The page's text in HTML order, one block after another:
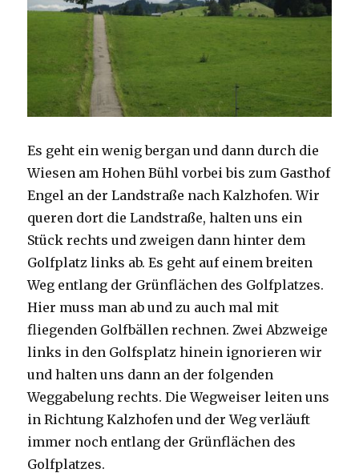
Es geht ein wenig bergan und dann durch die
Wiesen am Hohen Bühl vorbei bis zum Gasthof
Engel an der Landstraße nach Kalzhofen. Wir
queren dort die Landstraße, halten uns ein
Stück rechts und zweigen dann hinter dem
Golfplatz links ab. Es geht auf einem breiten
Weg entlang der Grünflächen des Golfplatzes.
Hier muss man ab und zu auch mal mit
fliegenden Golfbällen rechnen. Zwei Abzweige
links in den Golfsplatz hinein ignorieren wir
und halten uns dann an der folgenden
Weggabelung rechts. Die Wegweiser leiten uns
in Richtung Kalzhofen und der Weg verläuft
immer noch entlang der Grünflächen des
Golfplatzes.